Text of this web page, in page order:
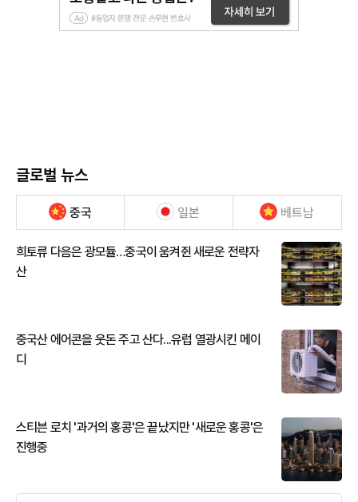
글로벌 뉴스
중국 일본 베트남
희토류 다음은 광모듈…중국이 움켜쥔 새로운 전략자
산
중국산 에어콘을 웃돈 주고 산다...유럽 열광시킨 메이
디
스티븐 로치 '과거의 홍콩'은 끝났지만 '새로운 홍콩'은
진행중